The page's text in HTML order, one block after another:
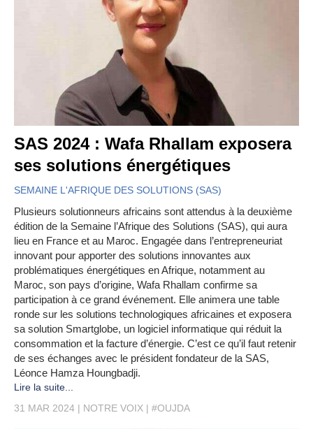
SAS 2024 : Wafa Rhallam exposera
ses solutions énergétiques
SEMAINE L'AFRIQUE DES SOLUTIONS (SAS)
Plusieurs solutionneurs africains sont attendus à la deuxième
édition de la Semaine l’Afrique des Solutions (SAS), qui aura
lieu en France et au Maroc. Engagée dans l’entrepreneuriat
innovant pour apporter des solutions innovantes aux
problématiques énergétiques en Afrique, notamment au
Maroc, son pays d’origine, Wafa Rhallam confirme sa
participation à ce grand événement. Elle animera une table
ronde sur les solutions technologiques africaines et exposera
sa solution Smartglobe, un logiciel informatique qui réduit la
consommation et la facture d’énergie. C’est ce qu’il faut retenir
de ses échanges avec le président fondateur de la SAS,
Léonce Hamza Houngbadji.
Lire la suite...
31 MAR 2024
NOTRE VOIX #OUJDA